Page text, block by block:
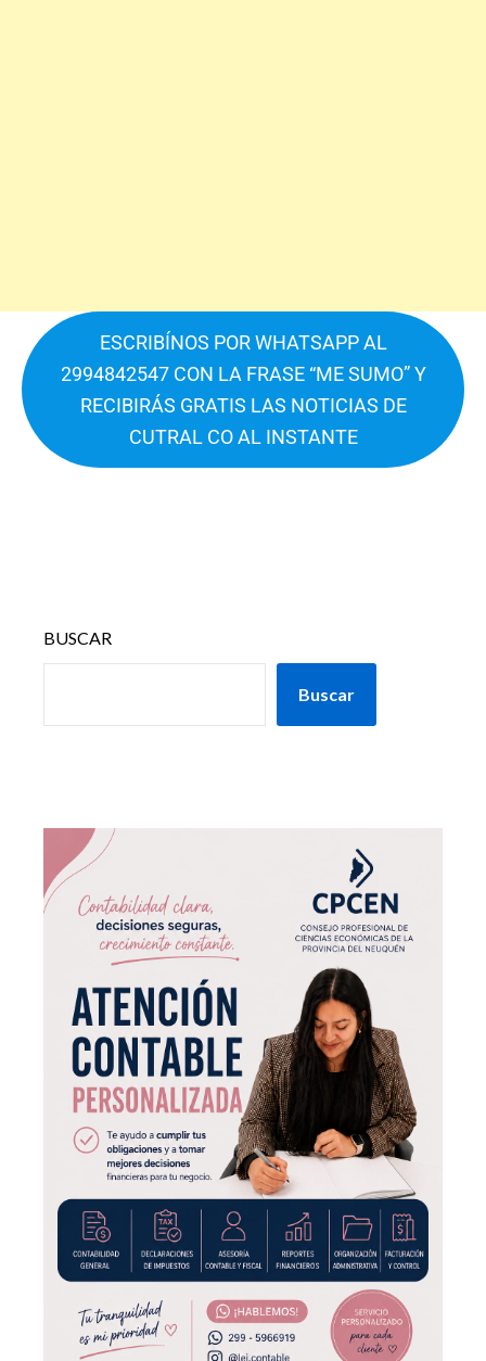
ESCRIBÍNOS POR WHATSAPP AL
2994842547 CON LA FRASE “ME SUMO” Y
RECIBIRÁS GRATIS LAS NOTICIAS DE
CUTRAL CO AL INSTANTE
BUSCAR
Buscar